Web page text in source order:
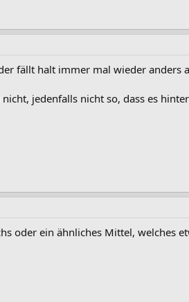
fällt halt immer mal wieder
jedenfalls nicht so, dass es
oder ein ähnliches Mittel, welches